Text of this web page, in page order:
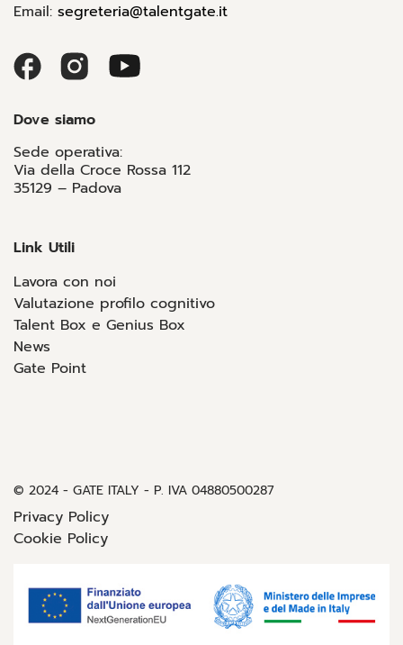
Email: segreteria@talentgate.it
Dove siamo
Sede operativa:
Via della Croce Rossa 112
35129 – Padova
Link Utili
Lavora con noi
Valutazione profilo cognitivo
Talent Box e Genius Box
News
Gate Point
© 2024 - GATE ITALY - P. IVA 04880500287
Privacy Policy
Cookie Policy